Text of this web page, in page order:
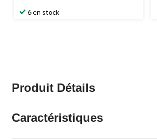
6 en stock
Produit Détails
Caractéristiques